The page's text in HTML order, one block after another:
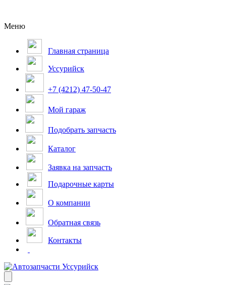
Меню
Главная страница
Уссурийск
+7 (4212) 47-50-47
Мой гараж
Подобрать запчасть
Каталог
Заявка на запчасть
Подарочные карты
О компании
Обратная связь
Контакты